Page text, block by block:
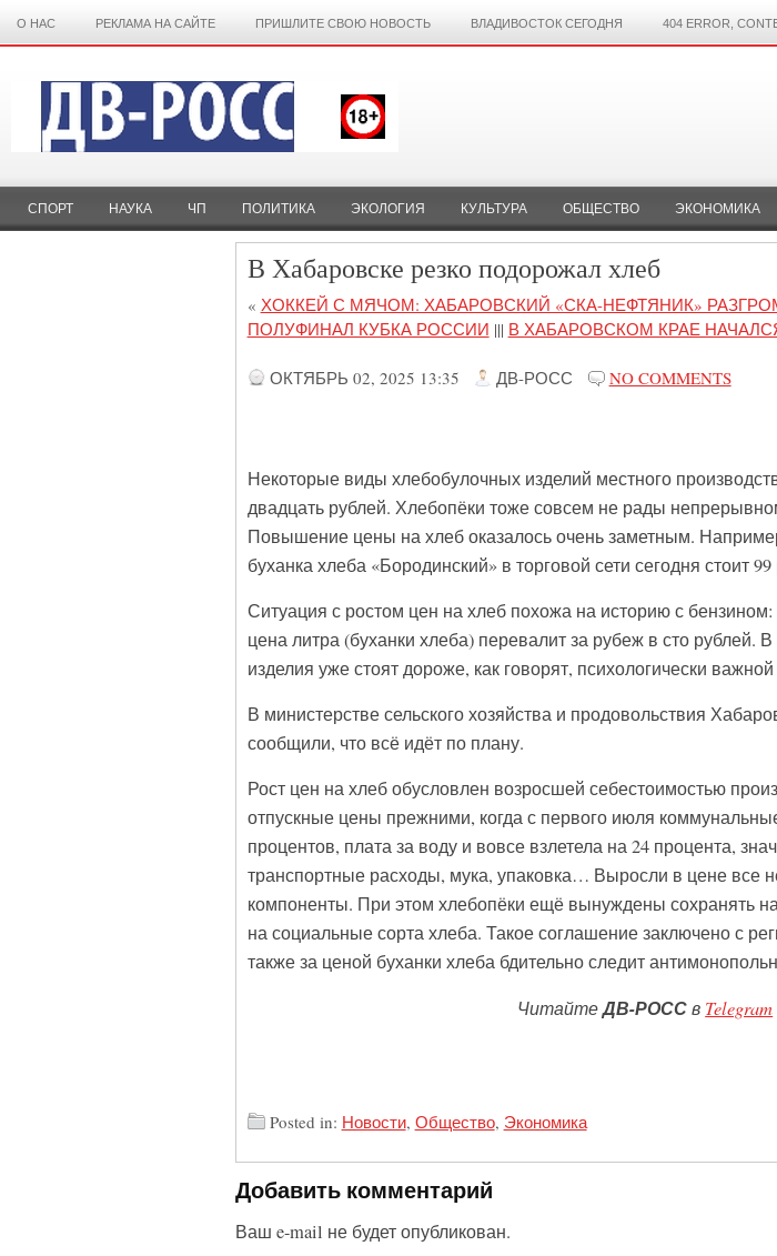
О НАС РЕКЛАМА НА САЙТЕ ПРИШЛИТЕ СВОЮ НОВОСТЬ ВЛАДИВОСТОК СЕГОДНЯ 404 ERROR,
СПОРТ НАУКА ЧП ПОЛИТИКА ЭКОЛОГИЯ КУЛЬТУРА ОБЩЕСТВО ЭКОНОМИКА
В Хабаровске резко подорожал хлеб
« ХОККЕЙ С МЯЧОМ: ХАБАРОВСКИЙ «СКА-НЕФТЯНИК»
ПОЛУФИНАЛ КУБКА РОССИИ ||| В ХАБАРОВСКОМ КРАЕ
ОКТЯБРЬ 02, 2025 13:35 ДВ-РОСС NO COMMENTS
Некоторые виды хлебобулочных изделий местного
двадцать рублей. Хлебопёки тоже совсем не рады
Повышение цены на хлеб оказалось очень заметным.
буханка хлеба «Бородинский» в торговой сети сегодня стоит
Ситуация с ростом цен на хлеб похожа на историю с
цена литра (буханки хлеба) перевалит за рубеж в сто рублей.
изделия уже стоят дороже, как говорят, психологически важной
В министерстве сельского хозяйства и продовольствия
сообщили, что всё идёт по плану.
Рост цен на хлеб обусловлен возросшей себестоимостью
отпускные цены прежними, когда с первого июля
процентов, плата за воду и вовсе взлетела на 24 процента,
транспортные расходы, мука, упаковка… Выросли в цене все
компоненты. При этом хлебопёки ещё вынуждены сохранять
на социальные сорта хлеба. Такое соглашение заключено с
также за ценой буханки хлеба бдительно следит
ЧитайтеДВ-РОССв Telegram
Posted in: Новости, Общество, Экономика
Добавить комментарий
Ваш e-mail не будет опубликован.